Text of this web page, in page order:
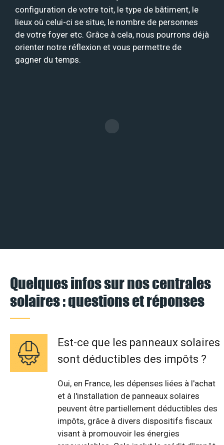
configuration de votre toit, le type de bâtiment, le
lieux où celui-ci se situe, le nombre de personnes
de votre foyer etc. Grâce à cela, nous pourrons déjà
orienter notre réflexion et vous permettre de
gagner du temps.
Quelques infos sur nos centrales
solaires : questions et réponses
Est-ce que les panneaux solaires
sont déductibles des impôts ?
Oui, en France, les dépenses liées à l'achat
et à l'installation de panneaux solaires
peuvent être partiellement déductibles des
impôts, grâce à divers dispositifs fiscaux
visant à promouvoir les énergies